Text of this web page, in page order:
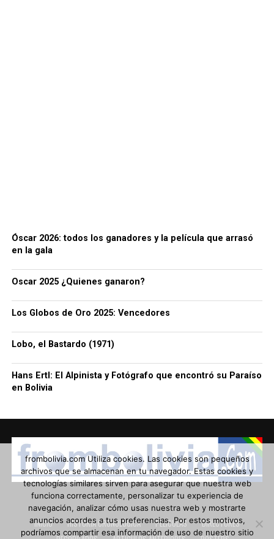
Óscar 2026: todos los ganadores y la película que arrasó
en la gala
Oscar 2025 ¿Quienes ganaron?
Los Globos de Oro 2025: Vencedores
Lobo, el Bastardo (1971)
Hans Ertl: El Alpinista y Fotógrafo que encontró su Paraíso
en Bolivia
INICIO HISTORIA CRONOLÓGICA PELÍCULAS
DIRECTORES
frombolivia.com Utiliza cookies. Las cookies son pequeños
archivos que se almacenan en tu navegador. Estas cookies y
tecnologías similares sirven para asegurar que nuestra web
funciona correctamente, personalizar tu experiencia de
navegación, analizar cómo usas nuestra web y mostrarte
anuncios acordes a tus preferencias. Por estos motivos,
podríamos compartir esa información de uso de nuestro sitio